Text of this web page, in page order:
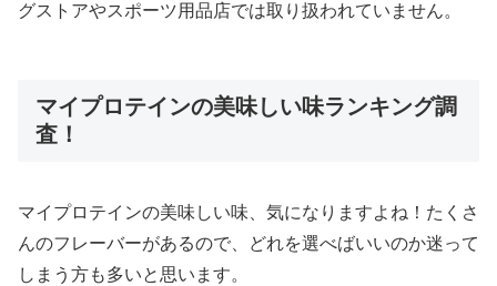
グストアやスポーツ用品店では取り扱われていません。
マイプロテインの美味しい味ランキング調
査！
マイプロテインの美味しい味、気になりますよね！たくさ
んのフレーバーがあるので、どれを選べばいいのか迷って
しまう方も多いと思います。